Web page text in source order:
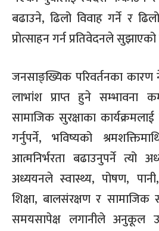
बढाउने, ढिलो विवाह गर्ने र
प्रोत्साहन गर्न प्रतिवेदनले
जनसाङ्ख्यिक परिवर्तनका
लाभांश प्राप्त हुने
सामाजिक सुरक्षाका कार्यक्रमलाई
गर्नुपर्ने, भविष्यको
आत्मनिर्भरता बढाउनुपर्ने
अध्ययनले स्वास्थ्य, पोषण,
शिक्षा, बालसंरक्षण र
समयसापेक्ष लगानीले अनुकूल